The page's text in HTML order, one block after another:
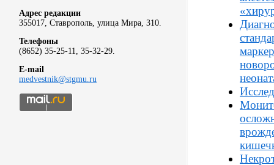
Адрес редакции
355017, Ставрополь, улица Мира, 310.
Телефоны
(8652) 35-25-11, 35-32-29.
E-mail
medvestnik@stgmu.ru